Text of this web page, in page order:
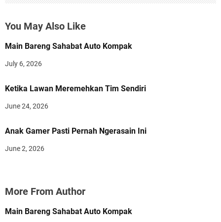
You May Also Like
Main Bareng Sahabat Auto Kompak
July 6, 2026
Ketika Lawan Meremehkan Tim Sendiri
June 24, 2026
Anak Gamer Pasti Pernah Ngerasain Ini
June 2, 2026
More From Author
Main Bareng Sahabat Auto Kompak